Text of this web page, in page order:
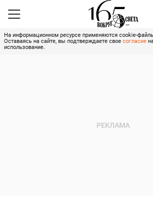
На информационном ресурсе применяются cookie-
Оставаясь на сайте, вы подтверждаете свое согласие
использование.